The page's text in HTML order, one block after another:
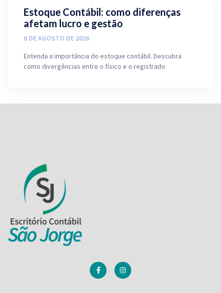
Estoque Contábil: como diferenças
afetam lucro e gestão
6 DE AGOSTO DE 2026
Entenda a importância do estoque contábil. Descubra
como divergências entre o físico e o registrado